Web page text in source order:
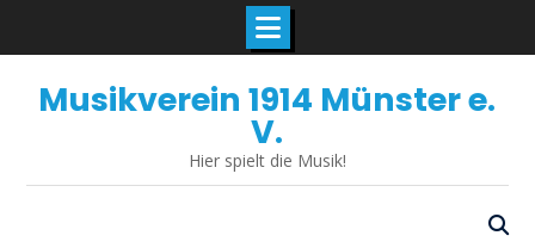
contentMusikverein 1914 Münster e.
V.
Hier spielt die Musik!